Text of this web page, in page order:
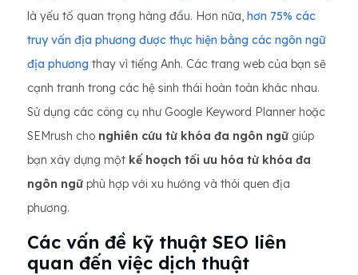
là yếu tố quan trọng hàng đầu. Hơn nữa, hơn 75% các
truy vấn địa phương được thực hiện bằng các ngôn ngữ
địa phương thay vì tiếng Anh. Các trang web của bạn sẽ
cạnh tranh trong các hệ sinh thái hoàn toàn khác nhau.
Sử dụng các công cụ như Google Keyword Planner hoặc
SEMrush cho nghiên cứu từ khóa đa ngôn ngữ giúp
bạn xây dựng một kế hoạch tối ưu hóa từ khóa đa
ngôn ngữ phù hợp với xu hướng và thói quen địa
phương.
Các vấn đề kỹ thuật SEO liên
quan đến việc dịch thuật